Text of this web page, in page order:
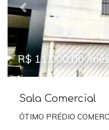
Previous
R$ 11.000,00 /
Sala Comercial
ÓTIMO PRÉDIO